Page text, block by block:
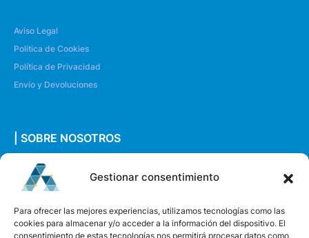
Gestionar consentimiento
Para ofrecer las mejores experiencias, utilizamos tecnologías como las
cookies para almacenar y/o acceder a la información del dispositivo. El
consentimiento de estas tecnologías nos permitirá procesar datos como
Aviso Legal
Política de Cookies
Política de Privacidad
Envío y Devoluciones
| SOBRE NOSOTROS
Quiénes somos
Envíanos un mensaje